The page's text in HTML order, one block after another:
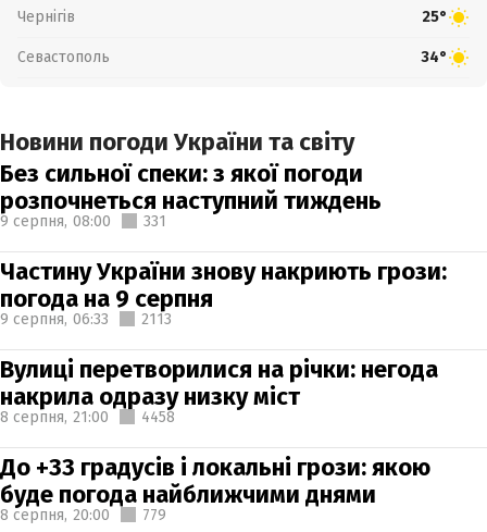
Чернігів 25°
Севастополь 34°
Новини погоди України та світу
Без сильної спеки: з якої погоди
розпочнеться наступний тиждень
9 серпня, 08:00 331
Частину України знову накриють грози:
погода на 9 серпня
9 серпня, 06:33 2113
Вулиці перетворилися на річки: негода
накрила одразу низку міст
8 серпня, 21:00 4458
До +33 градусів і локальні грози: якою
буде погода найближчими днями
8 серпня, 20:00 779